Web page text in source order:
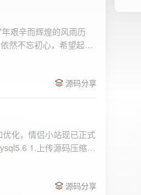
艰辛而辉煌的风雨历
然不忘初心，希望起到
地适应和享受我们的社
源码分享
化，情侣小站现已正式
1.上传源码压缩包
源码分享